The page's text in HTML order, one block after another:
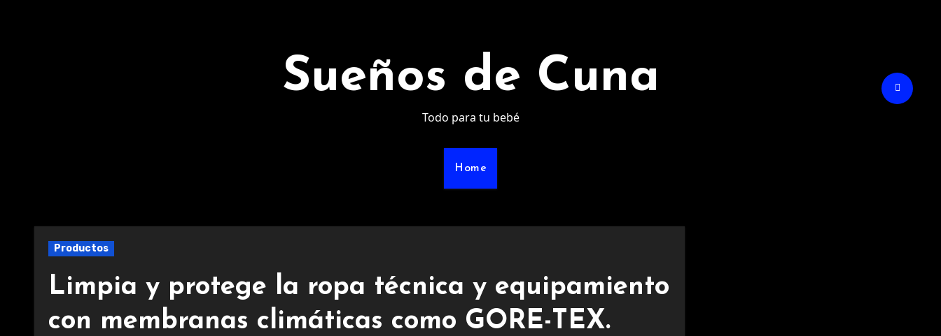
Sueños de Cuna
Todo para tu bebé
Home
Productos
Limpia y protege la ropa técnica y equipamiento
con membranas climáticas como GORE-TEX.